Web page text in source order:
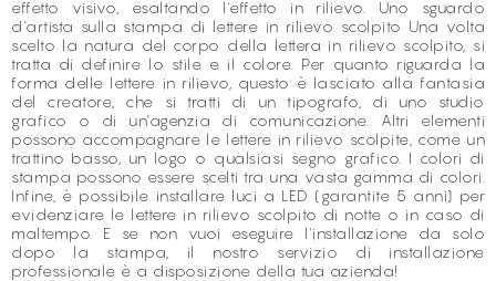
effetto visivo, esaltando l'effetto in rilievo. Uno sguardo
d'artista sulla stampa di lettere in rilievo scolpito Una volta
scelto la natura del corpo della lettera in rilievo scolpito, si
tratta di definire lo stile e il colore. Per quanto riguarda la
forma delle lettere in rilievo, questo è lasciato alla fantasia
del creatore, che si tratti di un tipografo, di uno studio
grafico o di un'agenzia di comunicazione. Altri elementi
possono accompagnare le lettere in rilievo scolpite, come un
trattino basso, un logo o qualsiasi segno grafico. I colori di
stampa possono essere scelti tra una vasta gamma di colori.
Infine, è possibile installare luci a LED (garantite 5 anni) per
evidenziare le lettere in rilievo scolpito di notte o in caso di
maltempo. E se non vuoi eseguire l'installazione da solo
dopo la stampa, il nostro servizio di installazione
professionale è a disposizione della tua azienda!